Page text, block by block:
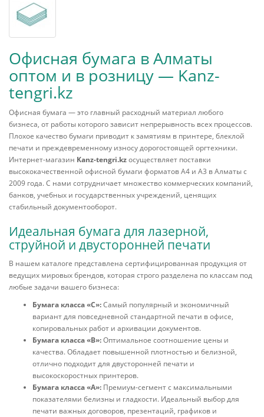
Офисная бумага в Алматы
оптом и в розницу — Kanz-
tengri.kz
Офисная бумага — это главный расходный материал любого
бизнеса, от работы которого зависит непрерывность всех процессов.
Плохое качество бумаги приводит к замятиям в принтере, блеклой
печати и преждевременному износу дорогостоящей оргтехники.
Интернет-магазин Kanz-tengri.kzосуществляет поставки
высококачественной офисной бумаги форматов А4 и А3 в Алматы с
2009 года. С нами сотрудничает множество коммерческих компаний,
банков, учебных и государственных учреждений, ценящих
стабильный документооборот.
Идеальная бумага для лазерной,
струйной и двусторонней печати
В нашем каталоге представлена сертифицированная продукция от
ведущих мировых брендов, которая строго разделена по классам под
любые задачи вашего бизнеса:
Бумага класса «С»:Самый популярный и экономичный
вариант для повседневной стандартной печати в офисе,
копировальных работ и архивации документов.
Бумага класса «B»:Оптимальное соотношение цены и
качества. Обладает повышенной плотностью и белизной,
отлично подходит для двусторонней печати и
высокоскоростных принтеров.
Бумага класса «А»: Премиум-сегмент с максимальными
показателями белизны и гладкости. Идеальный выбор для
печати важных договоров, презентаций, графиков и